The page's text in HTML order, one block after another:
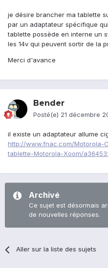
je désire brancher ma tablette
par un adaptateur spécifique
tablette possède en interne un
les 14v qui peuvent sortir de la
Merci d'avance
Bender
Posté(e) 21 décembre
il existe un adaptateur allume
http://www.fnac.com/Motorola-
tablette-Motorola-Xoom/
Archivé
Ce sujet est désormais
de nouvelles réponses.
Aller sur la liste des sujets